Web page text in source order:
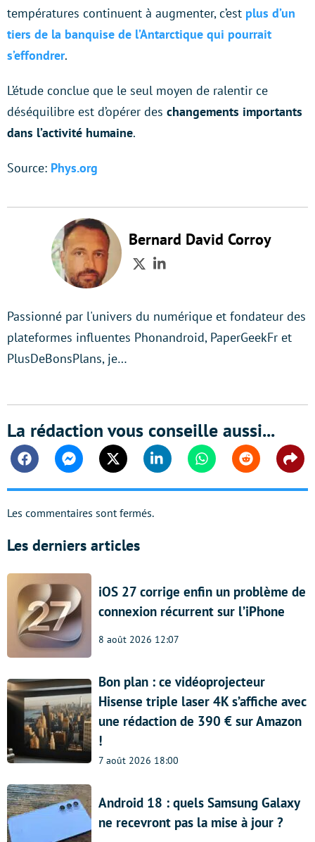
températures continuent à augmenter, c’est plus d’un
tiers de la banquise de l’Antarctique qui pourrait
s’effondrer.
L’étude conclue que le seul moyen de ralentir ce
déséquilibre est d’opérer des changements importants
dans l’activité humaine.
Source: Phys.org
Bernard David Corroy
TwitterLinkedIn
Passionné par l'univers du numérique et fondateur des
plateformes influentes Phonandroid, PaperGeekFr et
PlusDeBonsPlans, je…
La rédaction vous conseille aussi...
FacebookMessengerTwitter Linkedin WhatsappReddit
Les commentaires sont fermés.
Les derniers articles
iOS 27 corrige enfin un problème de
connexion récurrent sur l’iPhone
8 août 2026 12:07
Bon plan : ce vidéoprojecteur
Hisense triple laser 4K s’affiche avec
une rédaction de 390 € sur Amazon
!
7 août 2026 18:00
Android 18 : quels Samsung Galaxy
ne recevront pas la mise à jour ?